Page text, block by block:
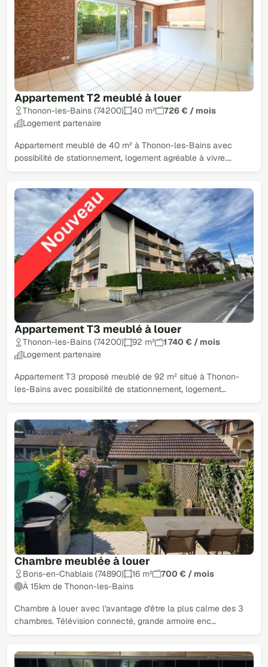
Appartement T2 meublé à louer
Thonon-les-Bains (74200) 40 m²
726 € / mois
Logement partenaire
Appartement meublé de 40 m² à Thonon-les-Bains avec
possibilité de stationnement, logement agréable à vivre.…
Appartement T3 meublé à louer
Thonon-les-Bains (74200) 92 m²
1 740 € / mois
Logement partenaire
Appartement T3 proposé meublé de 92 m² situé à Thonon-
les-Bains avec possibilité de stationnement, logement…
Chambre meublée à louer
Bons-en-Chablais (74890) 16 m²
700 € / mois
À 15km de Thonon-les-Bains
Chambre à louer avec l'avantage d'être la plus calme des 3
chambres. Télévision connecté, grande armoire enc…